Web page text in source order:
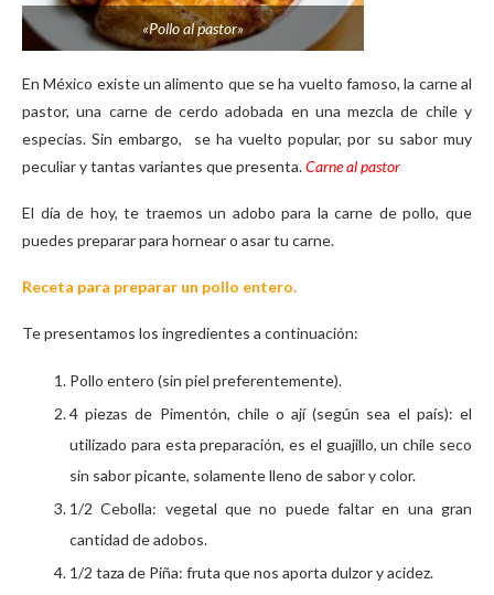
«Pollo al pastor»
En México existe un alimento que se ha vuelto famoso, la carne al
pastor, una carne de cerdo adobada en una mezcla de chile y
especias. Sin embargo, se ha vuelto popular, por su sabor muy
peculiar y tantas variantes que presenta.Carne al pastor
El día de hoy, te traemos un adobo para la carne de pollo, que
puedes preparar para hornear o asar tu carne.
Receta para preparar un pollo entero.
Te presentamos los ingredientes a continuación:
Pollo entero (sin piel preferentemente).
4 piezas de Pimentón, chile o ají (según sea el país): el
utilizado para esta preparación, es el guajillo, un chile seco
sin sabor picante, solamente lleno de sabor y color.
1/2 Cebolla: vegetal que no puede faltar en una gran
cantidad de adobos.
1/2 taza de Piña: fruta que nos aporta dulzor y acidez.